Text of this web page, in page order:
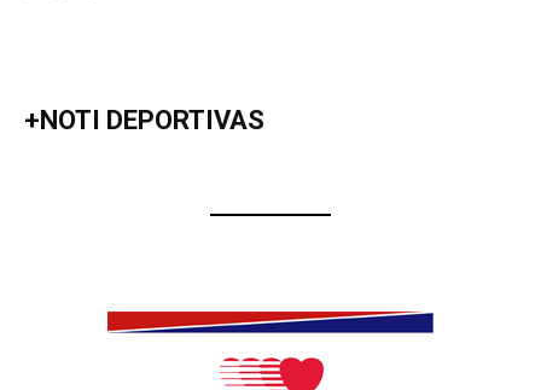
+NOTI DEPORTIVAS